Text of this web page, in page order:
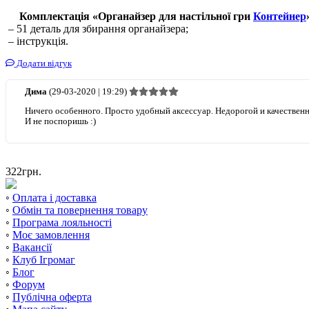
Комплектація «Органайзер для настільної гри Контейнер
– 51 деталь для збирання органайзера;
– інструкція.
Додати відгук
Дима (29-03-2020 | 19:29)
Ничего особенного. Просто удобный аксессуар. Недорогой и
И не поспоришь :)
322грн.
◦ Оплата і доставка
◦ Обмін та повернення товару
◦ Програма лояльності
◦ Моє замовлення
◦ Вакансії
◦ Клуб Ігромаг
◦ Блог
◦ Форум
◦ Публічна оферта